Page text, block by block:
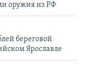
оружия из РФ
береговой
Ярославле